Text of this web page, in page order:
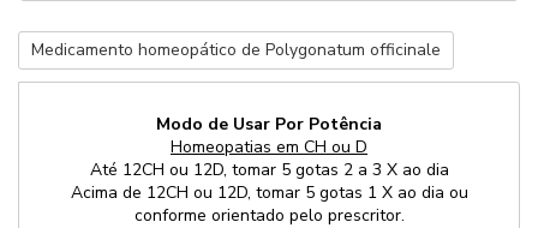
Medicamento homeopático de Polygonatum officinale
Modo de Usar Por Potência
Homeopatias em CH ou D
Até 12CH ou 12D, tomar 5 gotas 2 a 3 X ao dia
Acima de 12CH ou 12D, tomar 5 gotas 1 X ao dia ou
conforme orientado pelo prescritor.